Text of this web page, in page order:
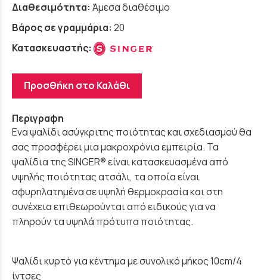
Διαθεσιμότητα: Άμεσα διαθέσιμο
Βάρος σε γραμμάρια: 20
Κατασκευαστής:
Προσθήκη στο Καλάθι
Περιγραφη
Ενα ψαλίδι ασύγκριτης ποιότητας και σχεδιασμού θα
σας προσφέρει μια μακροχρόνια εμπειρία. Τα
ψαλίδια της SINGER® είναι κατασκευασμένα από
υψηλής ποιότητας ατσάλι, τα οποία είναι
σφυρηλατημένα σε υψηλή θερμοκρασία και στη
συνέχεια επιθεωρούνται από ειδικούς για να
πληρούν τα υψηλά πρότυπα ποιότητας.
Ψαλίδι κυρτό για κέντημα με συνολικό μήκος10cm/4
ίντσες